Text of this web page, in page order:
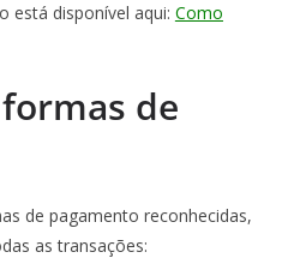
está disponível aqui: Como
de
de pagamento reconhecidas,
as transações: